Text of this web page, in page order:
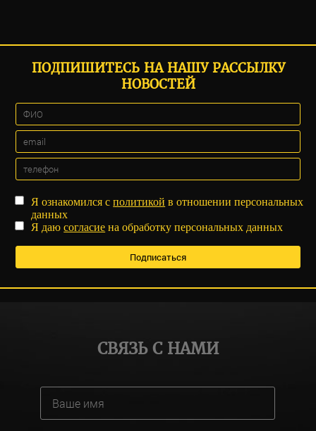
ПОДПИШИТЕСЬ НА НАШУ РАССЫЛКУ
НОВОСТЕЙ
Я ознакомился сполитикой в отношении персональных
данных
Я даюсогласие на обработку персональных данных
СВЯЗЬ С НАМИ